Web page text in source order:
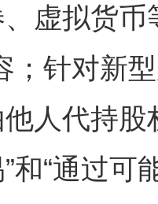
虚拟货币
；针对新
人代持
和“通过可